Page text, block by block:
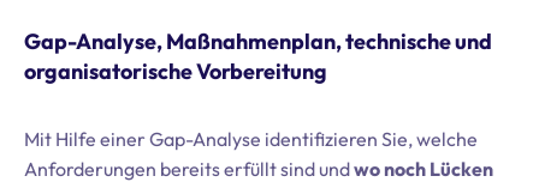
Gap-Analyse, Maßnahmenplan, technische und
organisatorische Vorbereitung
Mit Hilfe einer Gap-Analyse identifizieren Sie, welche
Anforderungen bereits erfüllt sind undwo noch Lücken